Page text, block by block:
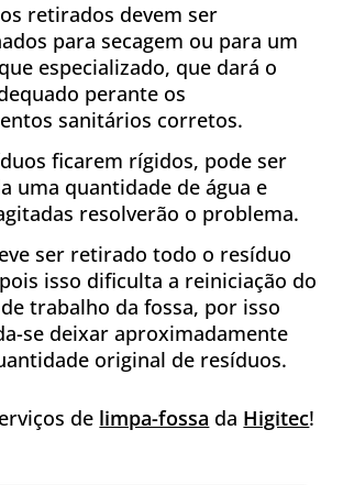
retirados devem ser
para secagem ou para um
especializado, que dará o
perante os
sanitários corretos.
ficarem rígidos, pode ser
uma quantidade de água e
resolverão o problema.
ser retirado todo o resíduo
isso dificulta a reiniciação do
trabalho da fossa, por isso
se deixar aproximadamente
original de resíduos.
de limpa-fossa da Higitec!